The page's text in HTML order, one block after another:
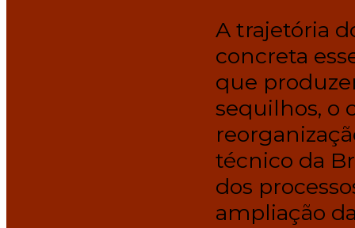
A trajetória
concreta
que
sequilhos, o
técnico da
dos
ampliação